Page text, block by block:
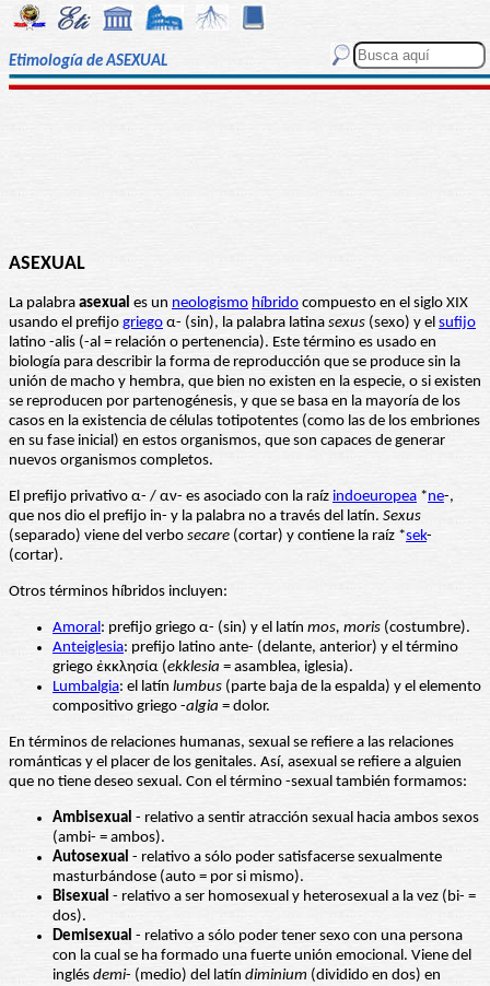
Etimología de ASEXUAL
ASEXUAL
La palabra asexual es un neologismo híbrido compuesto en el siglo XIX
usando el prefijo griego α- (sin), la palabra latina sexus (sexo) y el sufijo
latino -alis (-al = relación o pertenencia). Este término es usado en
biología para describir la forma de reproducción que se produce sin la
unión de macho y hembra, que bien no existen en la especie, o si existen
se reproducen por partenogénesis, y que se basa en la mayoría de los
casos en la existencia de células totipotentes (como las de los embriones
en su fase inicial) en estos organismos, que son capaces de generar
nuevos organismos completos.
El prefijo privativo α- / αν- es asociado con la raíz indoeuropea *ne-,
que nos dio el prefijo in- y la palabra no a través del latín. Sexus
(separado) viene del verbo secare (cortar) y contiene la raíz *sek-
(cortar).
Otros términos híbridos incluyen:
Amoral: prefijo griego α- (sin) y el latín mos, moris (costumbre).
Anteiglesia: prefijo latino ante- (delante, anterior) y el término
griego ἐκκλησία (ekklesia = asamblea, iglesia).
Lumbalgia: el latín lumbus (parte baja de la espalda) y el elemento
compositivo griego -algia = dolor.
En términos de relaciones humanas, sexual se refiere a las relaciones
románticas y el placer de los genitales. Así, asexual se refiere a alguien
que no tiene deseo sexual. Con el término -sexual también formamos:
Ambisexual - relativo a sentir atracción sexual hacia ambos sexos
(ambi- = ambos).
Autosexual - relativo a sólo poder satisfacerse sexualmente
masturbándose (auto = por si mismo).
Bisexual - relativo a ser homosexual y heterosexual a la vez (bi- =
dos).
Demisexual - relativo a sólo poder tener sexo con una persona
con la cual se ha formado una fuerte unión emocional. Viene del
inglés demi- (medio) del latín diminium (dividido en dos) en